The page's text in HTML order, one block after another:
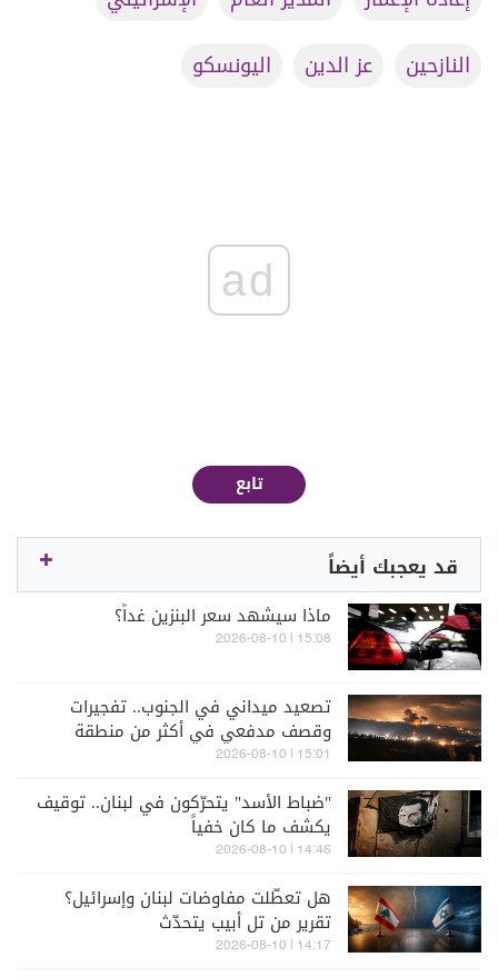
النازحين
عز الدين اليونسكو
ad
تابع
قد يعجبك أيضاً
ماذا سيشهد سعر البنزين غداً؟
15:08 | 2026-08-10
تصعيد ميداني في الجنوب.. تفجيرات
وقصف مدفعي في أكثر من منطقة
15:01 | 2026-08-10
"ضباط الأسد" يتحرّكون في لبنان.. توقيف
يكشف ما كان خفياً
14:46 | 2026-08-10
هل تعطّلت مفاوضات لبنان وإسرائيل؟
تقرير من تل أبيب يتحدّث
14:17 | 2026-08-10